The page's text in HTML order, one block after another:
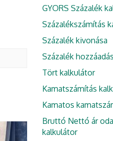
GYORS Százalék
Százalékszámítás
Százalék kivonása
Százalék
Tört kalkulátor
Kamatszámítás
Kamatos
Bruttó Nettó ár
kalkulátor